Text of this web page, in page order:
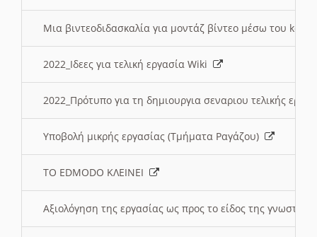
Μια βιντεοδιδασκαλία για μοντάζ βίντεο μέσω του
2022_Ιδεες για τελική εργασία Wiki
2022_Πρότυπο για τη δημιουργια σεναριου τελικής
Υποβολή μικρής εργασίας (Τμήματα Ραγάζου)
ΤΟ EDMODO ΚΛΕΙΝΕΙ
Αξιολόγηση της εργασίας ως προς το είδος της